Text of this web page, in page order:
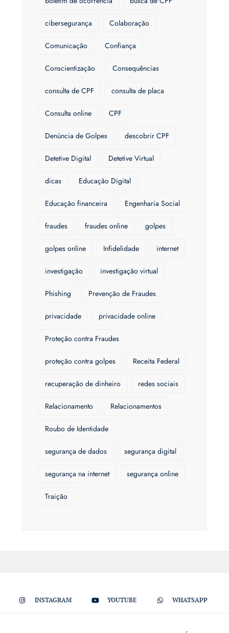
cibersegurança Colaboração
Comunicação Confiança
Conscientização Consequências
consulta de CPF consulta de placa
Consulta online CPF
Denúncia de Golpes descobrir CPF
Detetive Digital Detetive Virtual
dicas Educação Digital
Educação financeira Engenharia Social
fraudes fraudes online golpes
golpes online Infidelidade internet
investigação investigação virtual
Phishing Prevenção de Fraudes
privacidade privacidade online
Proteção contra Fraudes
proteção contra golpes Receita Federal
recuperação de dinheiro redes sociais
Relacionamento Relacionamentos
Roubo de Identidade
segurança de dados segurança digital
segurança na internet segurança online
Traição
INSTAGRAM YOUTUBE WHATSAPP